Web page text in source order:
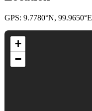
GPS: 9.7780°N, 99.9650°E
+
−